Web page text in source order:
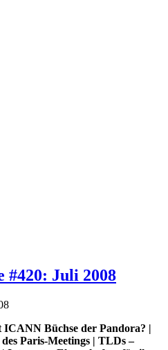
#420: Juli 2008
Büchse der Pandora? |
Paris-Meetings | TLDs –